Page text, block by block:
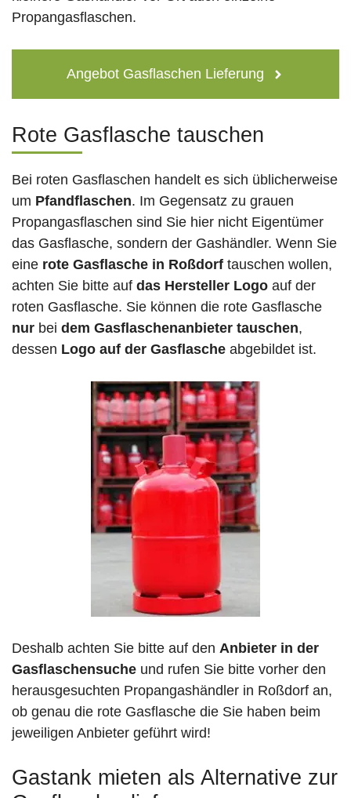
Propangasflaschen.
Angebot Gasflaschen Lieferung
Rote Gasflasche tauschen
Bei roten Gasflaschen handelt es sich üblicherweise
um Pfandflaschen. Im Gegensatz zu grauen
Propangasflaschen sind Sie hier nicht Eigentümer
das Gasflasche, sondern der Gashändler. Wenn Sie
eine rote Gasflasche in Roßdorf tauschen wollen,
achten Sie bitte auf das Hersteller Logo auf der
roten Gasflasche. Sie können die rote Gasflasche
nur bei dem Gasflaschenanbieter tauschen,
dessen Logo auf der Gasflasche abgebildet ist.
Deshalb achten Sie bitte auf den Anbieter in der
Gasflaschensuche und rufen Sie bitte vorher den
herausgesuchten Propangashändler in Roßdorf an,
ob genau die rote Gasflasche die Sie haben beim
jeweiligen Anbieter geführt wird!
Gastank mieten als Alternative zur